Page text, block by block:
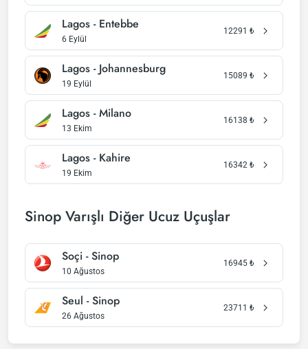
Lagos - Entebbe
6 Eylül
12291 ₺
Lagos - Johannesburg
19 Eylül
15089 ₺
Lagos - Milano
13 Ekim
16138 ₺
Lagos - Kahire
19 Ekim
16342 ₺
Sinop Varışlı Diğer Ucuz Uçuşlar
Soçi - Sinop
10 Ağustos
16945 ₺
Seul - Sinop
26 Ağustos
23711 ₺